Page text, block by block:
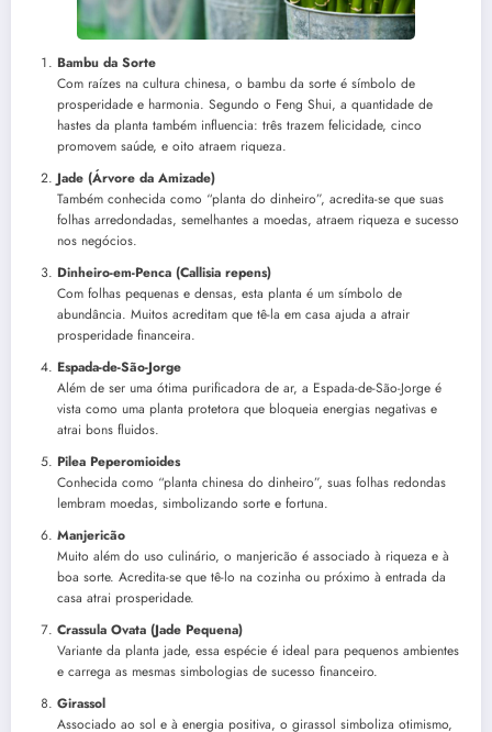
Bambu da Sorte
Com raízes na cultura chinesa, o bambu da sorte é símbolo de
prosperidade e harmonia. Segundo o Feng Shui, a quantidade de
hastes da planta também influencia: três trazem felicidade, cinco
promovem saúde, e oito atraem riqueza.
Jade (Árvore da Amizade)
Também conhecida como “planta do dinheiro”, acredita-se que suas
folhas arredondadas, semelhantes a moedas, atraem riqueza e sucesso
nos negócios.
Dinheiro-em-Penca (Callisia repens)
Com folhas pequenas e densas, esta planta é um símbolo de
abundância. Muitos acreditam que tê-la em casa ajuda a atrair
prosperidade financeira.
Espada-de-São-Jorge
Além de ser uma ótima purificadora de ar, a Espada-de-São-Jorge é
vista como uma planta protetora que bloqueia energias negativas e
atrai bons fluidos.
Pilea Peperomioides
Conhecida como “planta chinesa do dinheiro”, suas folhas redondas
lembram moedas, simbolizando sorte e fortuna.
Manjericão
Muito além do uso culinário, o manjericão é associado à riqueza e à
boa sorte. Acredita-se que tê-lo na cozinha ou próximo à entrada da
casa atrai prosperidade.
Crassula Ovata (Jade Pequena)
Variante da planta jade, essa espécie é ideal para pequenos ambientes
e carrega as mesmas simbologias de sucesso financeiro.
Girassol
Associado ao sol e à energia positiva, o girassol simboliza otimismo,